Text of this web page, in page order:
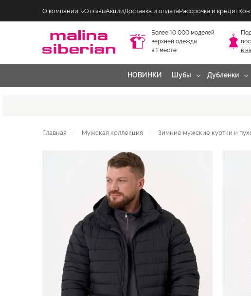
О компании ОтзывыАкцииДоставка и оплатаРассрочка и кредит
Более 10 000 моделей
верхней одежды
в 1 месте
в
НОВИНКИ Шубы Дубленки
Главная Мужская коллекция Зимние мужские куртки и